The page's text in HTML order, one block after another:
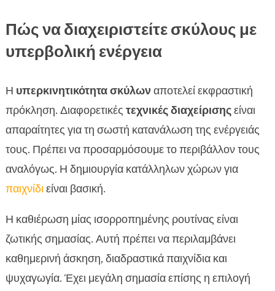
Πώς να διαχειριστείτε σκύλους με
υπερβολική ενέργεια
Η υπερκινητικότητα σκύλωναποτελεί εκφραστική
πρόκληση. Διαφορετικές τεχνικές διαχείρισηςείναι
απαραίτητες για τη σωστή κατανάλωση της ενέργειάς
τους. Πρέπει να προσαρμόσουμε το περιβάλλον τους
αναλόγως. Η δημιουργία κατάλληλων χώρων για
παιχνίδιείναι βασική.
Η καθιέρωση μίας ισορροπημένης ρουτίνας είναι
ζωτικής σημασίας. Αυτή πρέπει να περιλαμβάνει
καθημερινή άσκηση, διαδραστικά παιχνίδια και
ψυχαγωγία. Έχει μεγάλη σημασία επίσης η επιλογή